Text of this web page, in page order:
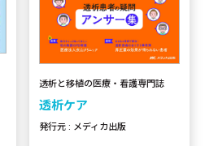
透析と移植の医療・看護専門誌
透析ケア
発行元 : メディカ出版